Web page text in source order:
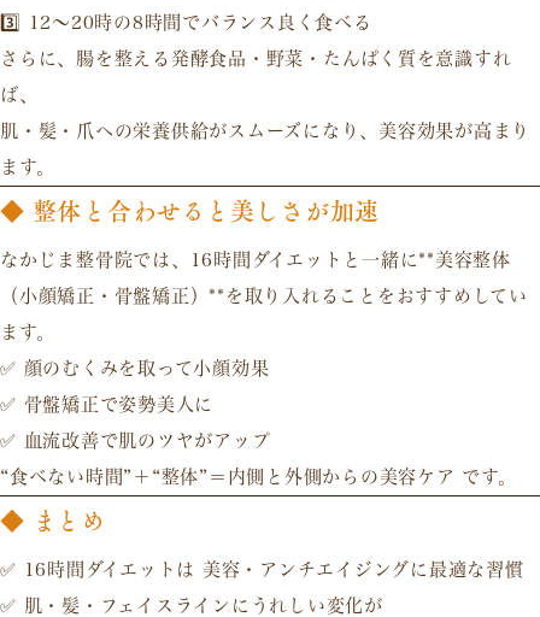
3️⃣ 12〜20時の8時間でバランス良く食べる
さらに、 腸を整える発酵食品・野菜・たんぱく質を意識すれ
ば、
肌・髪・爪への栄養供給がスムーズ になり、美容効果が高まり
ます。
◆ 整体と合わせると美しさが加速
なかじま整骨院では、16時間ダイエットと一緒に**美容整体
（小顔矯正・骨盤矯正）**を取り入れることをおすすめしてい
ます。
✅ 顔のむくみを取って小顔効果
✅ 骨盤矯正で姿勢美人に
✅ 血流改善で肌のツヤがアップ
“食べない時間”＋“整体”＝内側と外側からの美容ケア です。
◆ まとめ
✅ 16時間ダイエットは 美容・アンチエイジングに最適な習慣
✅ 肌・髪・フェイスラインにうれしい変化が